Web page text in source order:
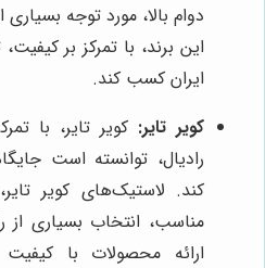
دوام بالا، مورد توجه بسیاری
این برند، با تمرکز بر
ایران کسب کند.
کویر تایر: کویر تایر، با
رادیال، توانسته است
کند. لاستیک‌های کویر
مناسب، انتخاب بسیاری از
ارائه محصولات با